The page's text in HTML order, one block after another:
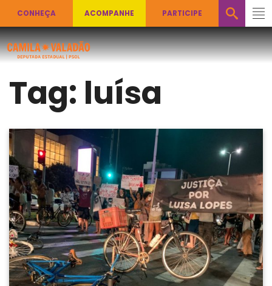
CONHEÇA ACOMPANHE PARTICIPE
Tag: luísa